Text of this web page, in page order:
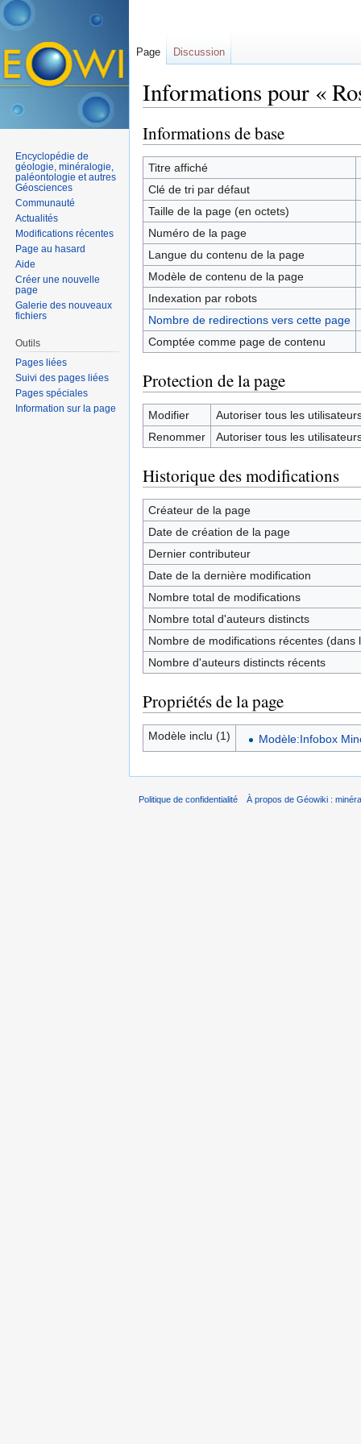
Informations pour «
Informations de base
Titre affiché
Clé de tri par défaut
Taille de la page (en octets)
Numéro de la page
Langue du contenu de la page
Modèle de contenu de la page
Indexation par robots
Nombre de redirections vers cette page
Comptée comme page de contenu
Protection de la page
Modifier
Autoriser tous les
Renommer
Autoriser tous les
Historique des modifications
Créateur de la page
Date de création de la page
Dernier contributeur
Date de la dernière modification
Nombre total de modifications
Nombre total d'auteurs distincts
Nombre de modifications récentes (dans
Nombre d'auteurs distincts récents
Propriétés de la page
Modèle inclu (1) Modèle:Infobox
Page Discussion
Encyclopédie de
géologie, minéralogie,
paléontologie et autres
Géosciences
Communauté
Actualités
Modifications récentes
Page au hasard
Aide
Créer une nouvelle
page
Galerie des nouveaux
fichiers
Outils
Pages liées
Suivi des pages liées
Pages spéciales
Information sur la page
Politique de confidentialité À propos de Géowiki :